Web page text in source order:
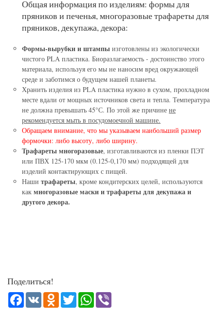
Общая информация по изделиям: формы для
пряников и печенья, многоразовые трафареты для
пряников, декупажа, декора:
Формы-вырубки и штампы изготовлены из экологически
чистого PLA пластика. Биоразлагаемость - достоинство этого
материала, используя его мы не наносим вред окружающей
среде и заботимся о будущем нашей планеты.
Хранить изделия из PLA пластика нужно в сухом, прохладном
месте вдали от мощных источников света и тепла. Температура
не должна превышать 45°С. По этой же причине не
рекомендуется мыть в посудомоечной машине.
Обращаем внимание, что мы указываем наибольший размер
формочки: либо высоту, либо ширину.
Трафареты многоразовые, изготавливаются из пленки ПЭТ
или ПВХ 125-170 мкм (0.125-0,170 мм) подходящей для
изделий контактирующих с пищей.
Наши трафареты, кроме кондитерских целей, используются
как многоразовые маски и трафареты для декупажа и
другого декора.
Поделиться!
Facebook
VK Odnoklassniki
TwitterWhatsApp